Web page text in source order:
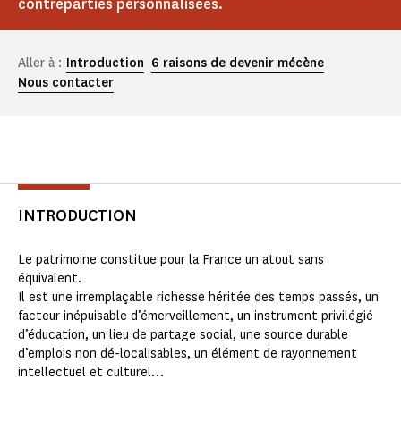
contreparties personnalisées.
Aller à : Introduction 6 raisons de devenir mécène
Nous contacter
INTRODUCTION
Le patrimoine constitue pour la France un atout sans
équivalent.
Il est une irremplaçable richesse héritée des temps passés, un
facteur inépuisable d’émerveillement, un instrument privilégié
d’éducation, un lieu de partage social, une source durable
d’emplois non dé-localisables, un élément de rayonnement
intellectuel et culturel…